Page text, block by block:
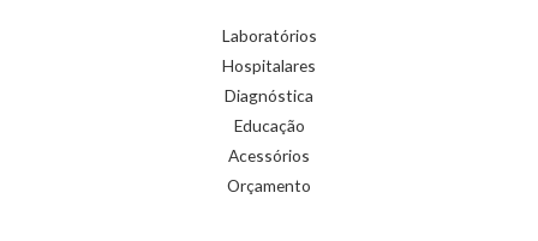
Laboratórios
Hospitalares
Diagnóstica
Educação
Acessórios
Orçamento